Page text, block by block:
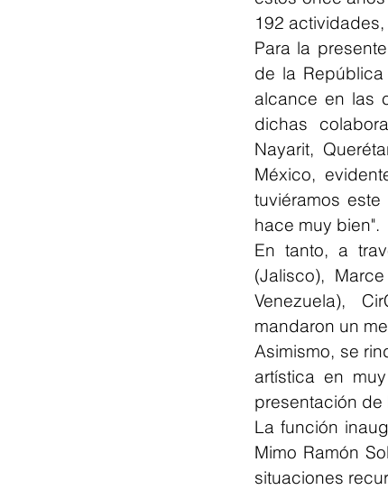
192
Para la
de la
alcance en las
dichas
Nayarit,
México,
tuviéramos
hace muy bien".
En tanto, a
(Jalisco),
Venezuela),
mandaron un
Asimismo, se
artística en
presentación
La función
Mimo Ramón
situaciones